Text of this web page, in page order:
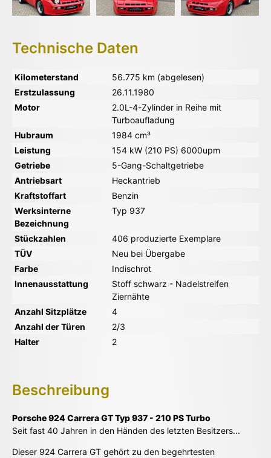
Technische Daten
Kilometerstand
56.775 km (abgelesen)
Erstzulassung
26.11.1980
Motor
2.0L-4-Zylinder in Reihe mit
Turboaufladung
Hubraum
1984 cm³
Leistung
154 kW (210 PS) 6000upm
Getriebe
5-Gang-Schaltgetriebe
Antriebsart
Heckantrieb
Kraftstoffart
Benzin
Werksinterne
Bezeichnung
Typ 937
Stückzahlen
406 produzierte Exemplare
TÜV
Neu bei Übergabe
Farbe
Indischrot
Innenausstattung
Stoff schwarz - Nadelstreifen
Ziernähte
Anzahl Sitzplätze
4
Anzahl der Türen
2/3
Halter
2
Beschreibung
Porsche 924 Carrera GT Typ 937 - 210 PS Turbo
Seit fast 40 Jahren in den Händen des letzten Besitzers...
Dieser 924 Carrera GT gehört zu den begehrtesten